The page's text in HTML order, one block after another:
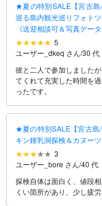
★夏の特別SALE【宮古
巡る島内観光巡りフォト
《送迎相談可＆写真デー
5
ユーザー_dkeq さん/30 代
彼と二人で参加しました
てくれて充実した時間を
ったです。
★夏の特別SALE【宮古島
キン鍾乳洞探検＆カヌー
3
ユーザー_bore さん/40 代
探検自体は面白く、値段
くい箇所があり、少し疲労